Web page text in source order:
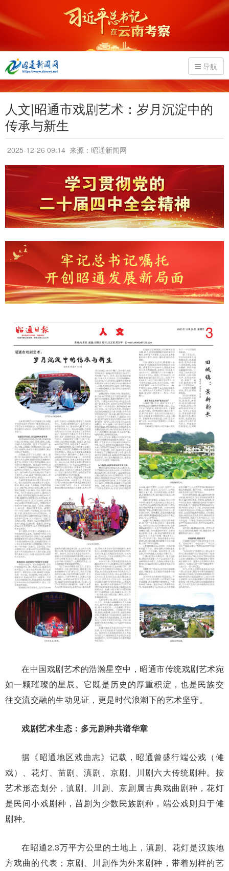
导航
人文|昭通市戏剧艺术：岁月沉淀中的
传承与新生
2025-12-26 09:14 来源：昭通新闻网
在中国戏剧艺术的浩瀚星空中，昭通市传统戏剧艺术宛
如一颗璀璨的星辰。它既是历史的厚重积淀，也是民族交
往交流交融的生动见证，更是时代浪潮下的艺术坚守。
戏剧艺术生态：多元剧种共谱华章
据《昭通地区戏曲志》记载，昭通曾盛行端公戏（傩
戏）、花灯、苗剧、滇剧、京剧、川剧六大传统剧种。按
艺术形态划分，滇剧、川剧、京剧属古典戏曲剧种，花灯
是民间小戏剧种，苗剧为少数民族剧种，端公戏则归于傩
剧种。
在昭通2.3万平方公里的土地上，滇剧、花灯是汉族地
方戏曲的代表；京剧、川剧作为外来剧种，带着别样的艺